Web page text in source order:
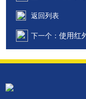
返回列表
下一个： 使用红